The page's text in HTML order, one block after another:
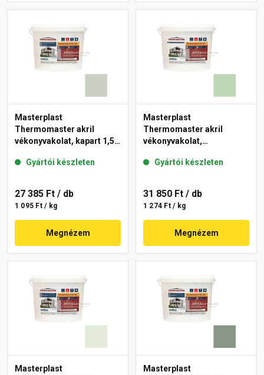
Masterplast
Thermomaster akril
vékonyvakolat, kapart 1,5
Gyártói készleten
27 385 Ft / db
1 095 Ft / kg
Megnézem
Masterplast
Thermomaster akril
vékonyvakolat,
41-D 25 kg
Gyártói készleten
31 850 Ft / db
1 274 Ft / kg
Megnézem
Masterplast
Masterplast